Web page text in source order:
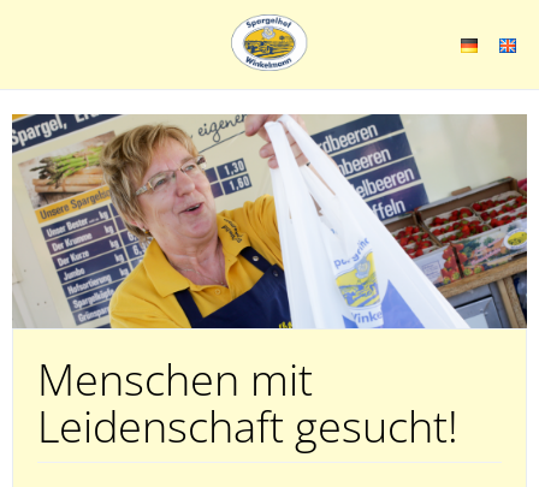
Menschen mit
Leidenschaft gesucht!